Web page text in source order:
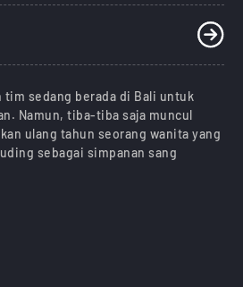
tim sedang berada di Bali untuk
Namun, tiba-tiba saja muncul
ulang tahun seorang wanita yang
sebagai simpanan sang